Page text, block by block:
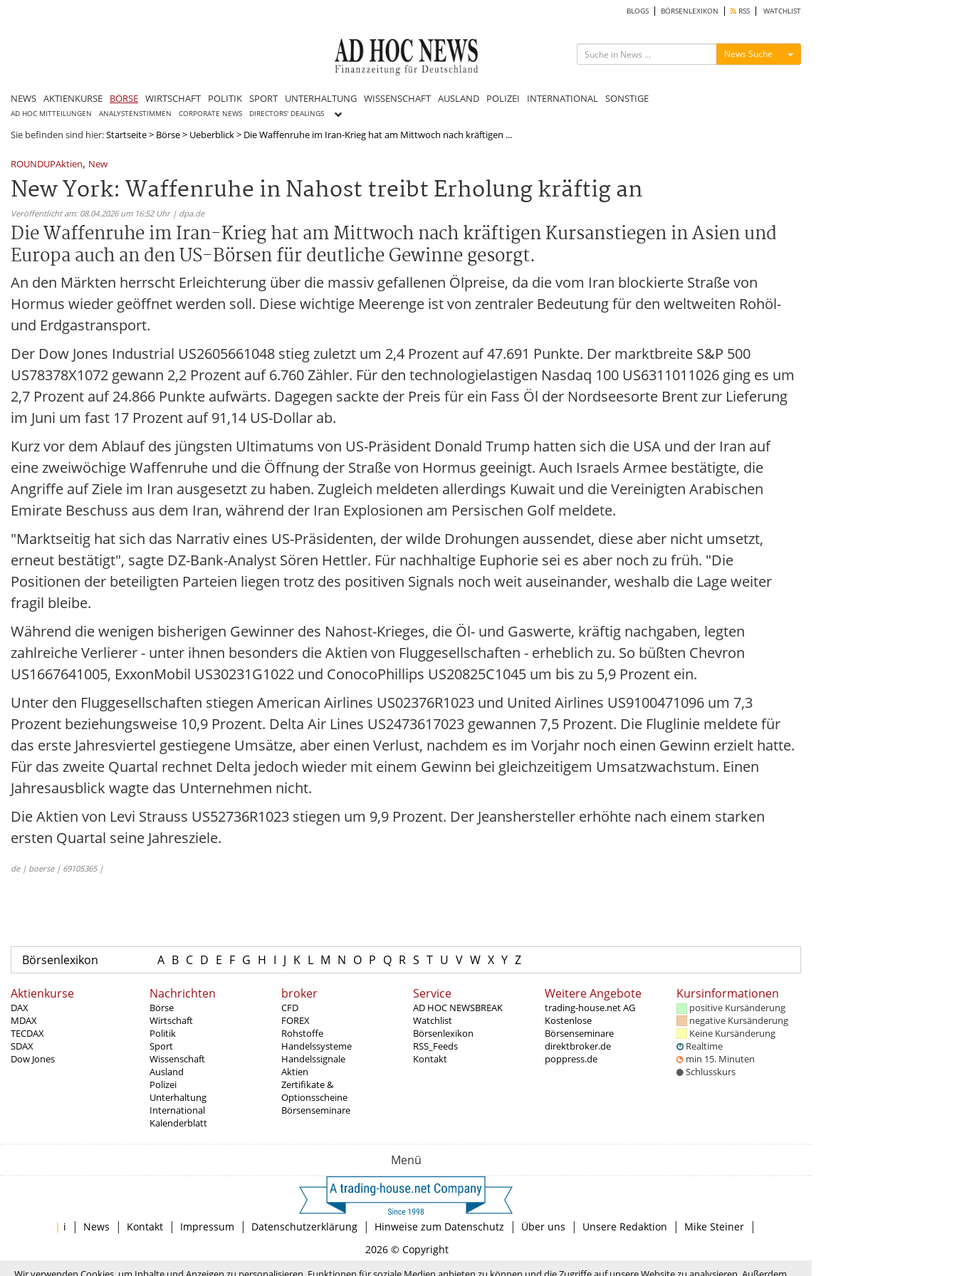
BLOGS BÖRSENLEXIKON RSS WATCHLIST
News Suche Menü ein-/ausblenden
NEWS AKTIENKURSE BÖRSE WIRTSCHAFT POLITIK SPORT UNTERHALTUNG WISSENSCHAFT AUSLAND POLIZEI INTERNATIONAL SONSTIGE
AD HOC MITTEILUNGEN ANALYSTENSTIMMEN CORPORATE NEWS DIRECTORS' DEALINGS
Sie befinden sind hier:Startseite> Börse> Ueberblick> Die Waffenruhe im Iran-Krieg hat am Mittwoch nach kräftigen ...
ROUNDUPAktien, New
New York: Waffenruhe in Nahost treibt Erholung kräftig an
Veröffentlicht am: 08.04.2026 um 16:52 Uhr | dpa.de
Die Waffenruhe im Iran-Krieg hat am Mittwoch nach kräftigen Kursanstiegen in Asien und
Europa auch an den US-Börsen für deutliche Gewinne gesorgt.
An den Märkten herrscht Erleichterung über die massiv gefallenen Ölpreise, da die vom Iran blockierte Straße von
Hormus wieder geöffnet werden soll. Diese wichtige Meerenge ist von zentraler Bedeutung für den weltweiten Rohöl-
und Erdgastransport.
Der Dow Jones Industrial US2605661048 stieg zuletzt um 2,4 Prozent auf 47.691 Punkte. Der marktbreite S&P 500
US78378X1072 gewann 2,2 Prozent auf 6.760 Zähler. Für den technologielastigen Nasdaq 100 US6311011026 ging es um
2,7 Prozent auf 24.866 Punkte aufwärts. Dagegen sackte der Preis für ein Fass Öl der Nordseesorte Brent zur Lieferung
im Juni um fast 17 Prozent auf 91,14 US-Dollar ab.
Kurz vor dem Ablauf des jüngsten Ultimatums von US-Präsident Donald Trump hatten sich die USA und der Iran auf
eine zweiwöchige Waffenruhe und die Öffnung der Straße von Hormus geeinigt. Auch Israels Armee bestätigte, die
Angriffe auf Ziele im Iran ausgesetzt zu haben. Zugleich meldeten allerdings Kuwait und die Vereinigten Arabischen
Emirate Beschuss aus dem Iran, während der Iran Explosionen am Persischen Golf meldete.
"Marktseitig hat sich das Narrativ eines US-Präsidenten, der wilde Drohungen aussendet, diese aber nicht umsetzt,
erneut bestätigt", sagte DZ-Bank-Analyst Sören Hettler. Für nachhaltige Euphorie sei es aber noch zu früh. "Die
Positionen der beteiligten Parteien liegen trotz des positiven Signals noch weit auseinander, weshalb die Lage weiter
fragil bleibe.
Während die wenigen bisherigen Gewinner des Nahost-Krieges, die Öl- und Gaswerte, kräftig nachgaben, legten
zahlreiche Verlierer - unter ihnen besonders die Aktien von Fluggesellschaften - erheblich zu. So büßten Chevron
US1667641005, ExxonMobil US30231G1022 und ConocoPhillips US20825C1045 um bis zu 5,9 Prozent ein.
Unter den Fluggesellschaften stiegen American Airlines US02376R1023 und United Airlines US9100471096 um 7,3
Prozent beziehungsweise 10,9 Prozent. Delta Air Lines US2473617023 gewannen 7,5 Prozent. Die Fluglinie meldete für
das erste Jahresviertel gestiegene Umsätze, aber einen Verlust, nachdem es im Vorjahr noch einen Gewinn erzielt hatte.
Für das zweite Quartal rechnet Delta jedoch wieder mit einem Gewinn bei gleichzeitigem Umsatzwachstum. Einen
Jahresausblick wagte das Unternehmen nicht.
Die Aktien von Levi Strauss US52736R1023 stiegen um 9,9 Prozent. Der Jeanshersteller erhöhte nach einem starken
ersten Quartal seine Jahresziele.
de | boerse | 69105365 |
Börsenlexikon A B C D E F G H I J K L M N O P Q R S T U V W X Y Z
Aktienkurse
DAX
MDAX
TECDAX
SDAX
Dow Jones
Nachrichten
Börse
Wirtschaft
Politik
Sport
Wissenschaft
Ausland
Polizei
Unterhaltung
International
Kalenderblatt
broker
CFD
FOREX
Rohstoffe
Handelssysteme
Handelssignale
Aktien
Zertifikate &
Optionsscheine
Börsenseminare
Service
AD HOC NEWSBREAK
Watchlist
Börsenlexikon
RSS_Feeds
Kontakt
Weitere Angebote
trading-house.net AG
Kostenlose
Börsenseminare
direktbroker.de
poppress.de
Kursinformationen
positive Kursänderung
negative Kursänderung
Keine Kursänderung
Realtime
min 15. Minuten
Schlusskurs
Menü
| i | News | Kontakt | Impressum | Datenschutzerklärung | Hinweise zum Datenschutz | Über uns | Unsere Redaktion | Mike Steiner |
2026 © Copyright